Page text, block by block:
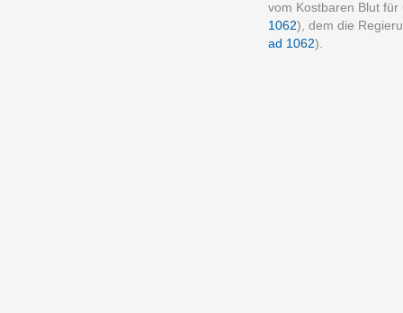
vom Kostbaren Blut
1062), dem die
ad 1062).